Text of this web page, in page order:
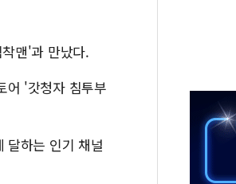
방위협정 체결
시안·클라우드플레어·태양광주↑ VS 트레이
내정설...포항시 '시끌'
100년 밑거름…수도권 집중 완화 전환점"
맨'과 만났다.
어 '갓청자 침투부
달하는 인기 채널